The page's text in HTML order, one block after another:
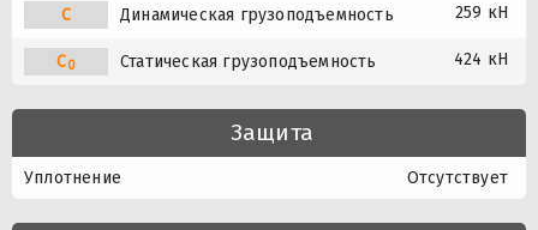
C Динамическая грузоподъемность 259 кН
C0 Статическая грузоподъемность 424 кН
Защита
Уплотнение Отсутствует